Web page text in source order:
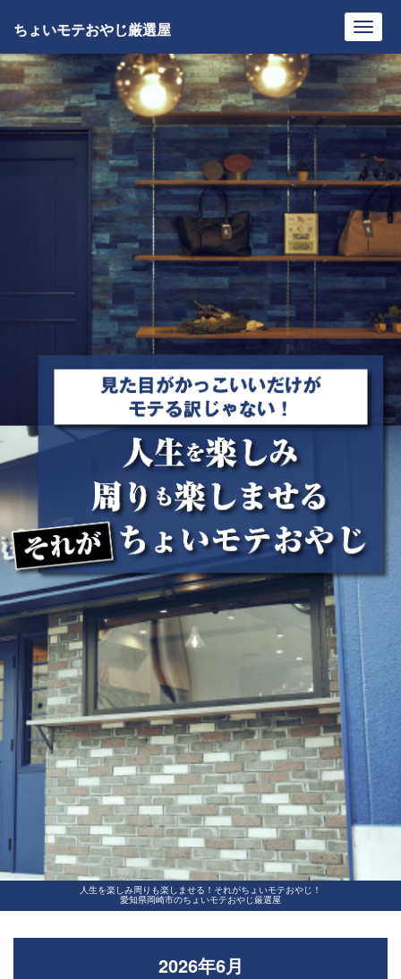
人生を楽しみ周りも楽しませる！それがちょいモテおやじ！
愛知県岡崎市のちょいモテおやじ厳選屋
ちょいモテおやじ厳選屋
2026年6月